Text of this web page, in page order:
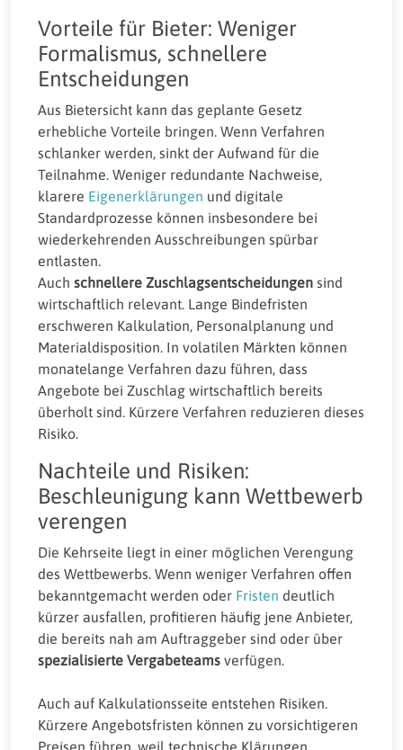
Vorteile für Bieter: Weniger
Formalismus, schnellere
Entscheidungen
Aus Bietersicht kann das geplante Gesetz
erhebliche Vorteile bringen. Wenn Verfahren
schlanker werden, sinkt der Aufwand für die
Teilnahme. Weniger redundante Nachweise,
klarere Eigenerklärungen und digitale
Standardprozesse können insbesondere bei
wiederkehrenden Ausschreibungen spürbar
entlasten.
Auch schnellere Zuschlagsentscheidungen sind
wirtschaftlich relevant. Lange Bindefristen
erschweren Kalkulation, Personalplanung und
Materialdisposition. In volatilen Märkten können
monatelange Verfahren dazu führen, dass
Angebote bei Zuschlag wirtschaftlich bereits
überholt sind. Kürzere Verfahren reduzieren dieses
Risiko.
Nachteile und Risiken:
Beschleunigung kann Wettbewerb
verengen
Die Kehrseite liegt in einer möglichen Verengung
des Wettbewerbs. Wenn weniger Verfahren offen
bekanntgemacht werden oder Fristen deutlich
kürzer ausfallen, profitieren häufig jene Anbieter,
die bereits nah am Auftraggeber sind oder über
spezialisierte Vergabeteams verfügen.
Auch auf Kalkulationsseite entstehen Risiken.
Kürzere Angebotsfristen können zu vorsichtigeren
Preisen führen, weil technische Klärungen,